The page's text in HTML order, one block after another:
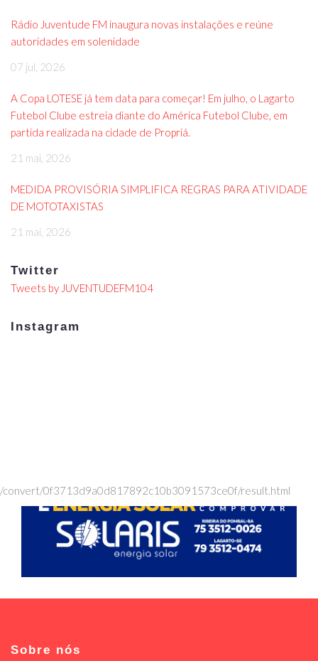
Rádio Juventude FM inaugura novas instalações e reúne
autoridades em solenidade
07 jul, 2026
A Copa LOTESE já tem data para começar! Em julho, o Lagarto
Futebol Clube estreia diante do América Futebol Clube, em
partida realizada na cidade de Propriá.
21 mai, 2026
MEDIDA PROVISÓRIA SIMPLIFICA REGRAS PARA ATIVIDADE
DE MOTOTAXISTAS
21 mai, 2026
Twitter
Tweets by JUVENTUDEFM104
Instagram
/convert/0f3713d9a0d817892c10b3091573ce0f/result.html
Sobre nós